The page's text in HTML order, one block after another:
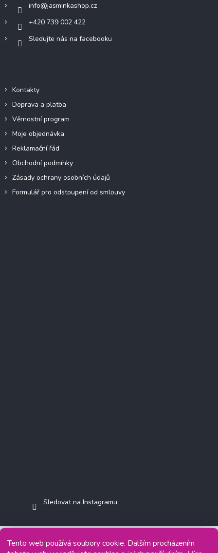
Tento web používá soubory cookie. Dalším procházením
info@jasminkashop.cz
+420 739 002 422
Sledujte nás na facebooku
Kontakty
Doprava a platba
Věrnostní program
Moje objednávka
Reklamační řád
Obchodní podmínky
Zásady ochrany osobních údajů
Formulář pro odstoupení od smlouvy
Sledovat na Instagramu